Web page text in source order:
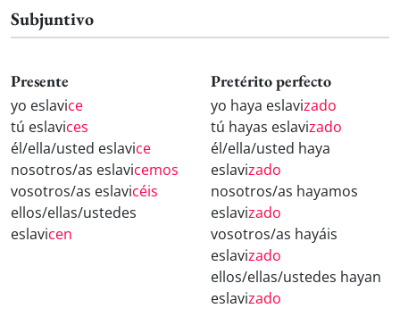
Subjuntivo
Presente
yo eslavice
tú eslavices
él/ella/usted eslavice
nosotros/as eslavicemos
vosotros/as eslavicéis
ellos/ellas/ustedes
eslavicen
Pretérito perfecto
yo haya eslavizado
tú hayas eslavizado
él/ella/usted haya
eslavizado
nosotros/as hayamos
eslavizado
vosotros/as hayáis
eslavizado
ellos/ellas/ustedes hayan
eslavizado